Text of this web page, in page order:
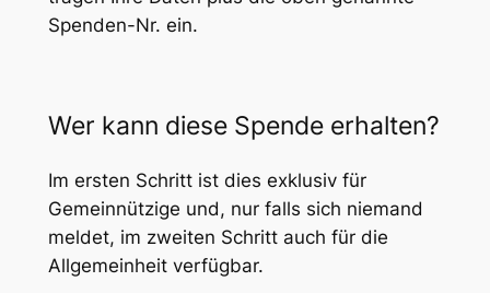
Spenden-Nr. ein.
Wer kann diese Spende erhalten?
Im ersten Schritt ist dies exklusiv für
Gemeinnützige und, nur falls sich niemand
meldet, im zweiten Schritt auch für die
Allgemeinheit verfügbar.